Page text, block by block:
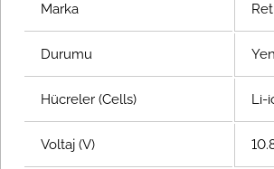
Marka
Durumu
Hücreler (Cells) Li-
Voltaj (V)